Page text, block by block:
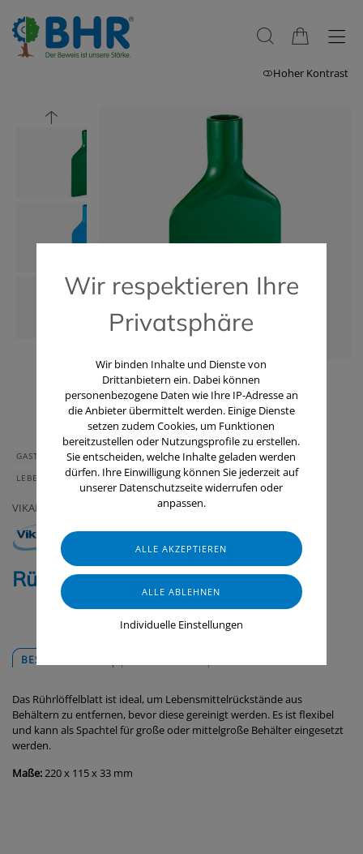
Hoher Kontrast
GASTRONOMIE & HOTELLERIE
GERÄTE & ZUBEHÖR
LEBENSMITTELINDUSTRIE
VIKAN
Rührlöffelblatt, flexibel, 220 mm
BESCHREIBUNG
Das Rührlöffelblatt ist ideal, um Lebensmittelrückstände aus
Behältern zu entfernen, bevor diese gereinigt werden. Es ist flexibel
und kann als Spachtel für große oder mittelgroße Behälter eingesetzt
werden.
Maße:220 x 115 x 33 mm
Wir respektieren Ihre
Privatsphäre
Wir binden Inhalte und Dienste von
Drittanbietern ein. Dabei können
personenbezogene Daten wie Ihre IP-Adresse an
die Anbieter übermittelt werden. Einige Dienste
setzen zudem Cookies, um Funktionen
bereitzustellen oder Nutzungsprofile zu erstellen.
Sie entscheiden, welche Inhalte geladen werden
dürfen. Ihre Einwilligung können Sie jederzeit auf
unserer Datenschutzseite widerrufen oder
anpassen.
Individuelle Einstellungen